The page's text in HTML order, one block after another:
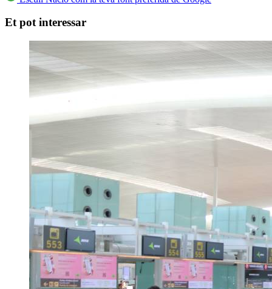
Et pot interessar